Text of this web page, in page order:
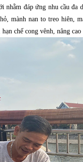
đáp ứng nhu cầu đa
mành nan to treo hiên,
chế cong vênh, nâng